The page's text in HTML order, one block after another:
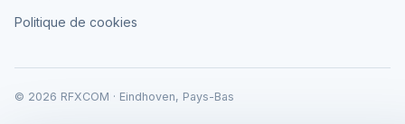
Politique de cookies
© 2026 RFXCOM · Eindhoven, Pays-Bas